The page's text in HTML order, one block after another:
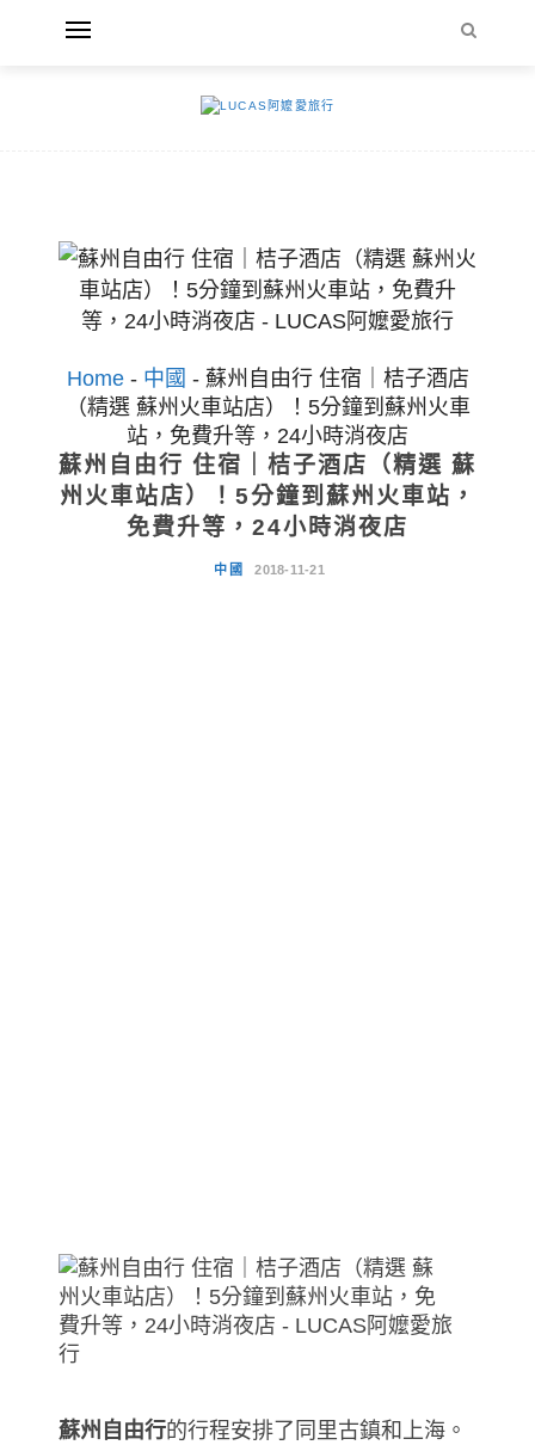
Home- 中國 - 蘇州自由行 住宿｜桔子酒店
（精選 蘇州火車站店）！5分鐘到蘇州火車
站，免費升等，24小時消夜店
蘇州自由行 住宿｜桔子酒店（精選 蘇
州火車站店）！5分鐘到蘇州火車站，
免費升等，24小時消夜店
中國 2018-11-21
蘇州自由行的行程安排了同里古鎮和上海。